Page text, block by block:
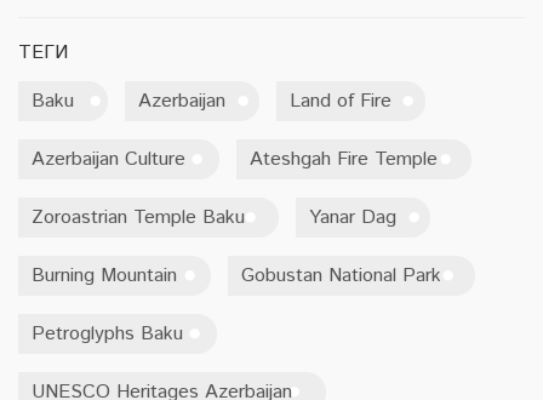
ТЕГИ
Baku
Azerbaijan Land of Fire
Azerbaijan Culture Ateshgah Fire Temple
Zoroastrian Temple Baku Yanar Dag
Burning Mountain Gobustan National Park
Petroglyphs Baku
UNESCO Heritages Azerbaijan